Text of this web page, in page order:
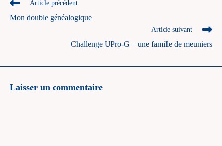
Read
articles
Article précédent
Mon double généalogique
Article suivant
Challenge UPro-G – une famille de meuniers
Laisser un commentaire